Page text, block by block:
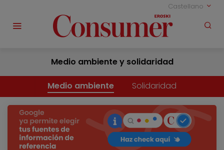
Castellano
Medio ambiente y solidaridad
Medio ambiente Solidaridad